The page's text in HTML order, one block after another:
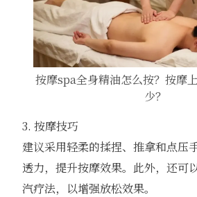
按摩spa全身精油怎么按？按摩
少？
3. 按摩技巧
建议采用轻柔的揉捏、推拿和点压
透力，提升按摩效果。此外，还可
汽疗法，以增强放松效果。